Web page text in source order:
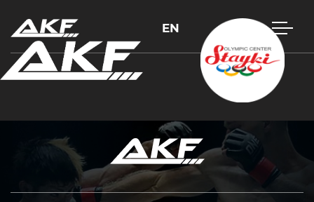
EN
Нажмите Enter для поиска или Esc, чтобы закрыть